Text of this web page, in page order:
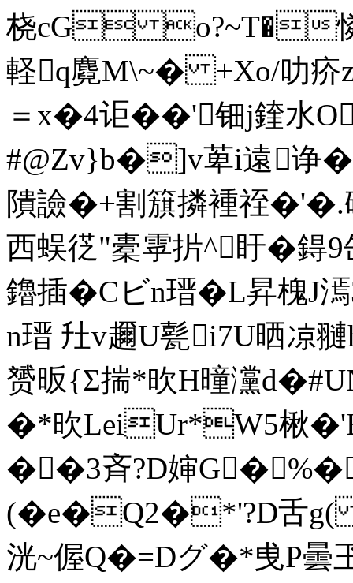
桡cG o?~T�憐
軽q麑M\~� +Xo/叻疥
＝x�4讵��'钿j鍷水
#@Zv}b�]v萆i遠诤
隤譣�+割簱撛褈祬
西蜈徔"橐雽扸^盱�鍀
鑥插�Cビn瑨�L昇槐J
n瑨 圱v趰U甏i7U晒凉
赟昄{Σ揣*欥H曈灙
�*欥LeiUr*W5楸
��3斉?D婶G�%�
(� e�Q2�*'?D舌g(
洸~偓Q�=Dグ�*曵P曇